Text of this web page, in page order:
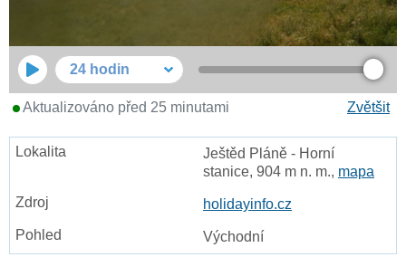
24 hodin
Zvětšit
Aktualizováno před 25 minutami
Ještěd Pláně - Horní
stanice, 904 m n. m., mapa
holidayinfo.cz
Východní